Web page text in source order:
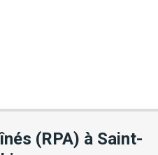
(RPA) à Saint-